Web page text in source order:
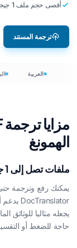
أقصى حجم ملف 1 جيجابايت
ترجمة المستند
العربية
الهمونغ
ملفات تصل إلى 1 جيجابايت
يجعله مثاليا للوثائق
حاجة للضغط أو